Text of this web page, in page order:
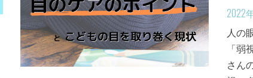
2022
人の
「
さん